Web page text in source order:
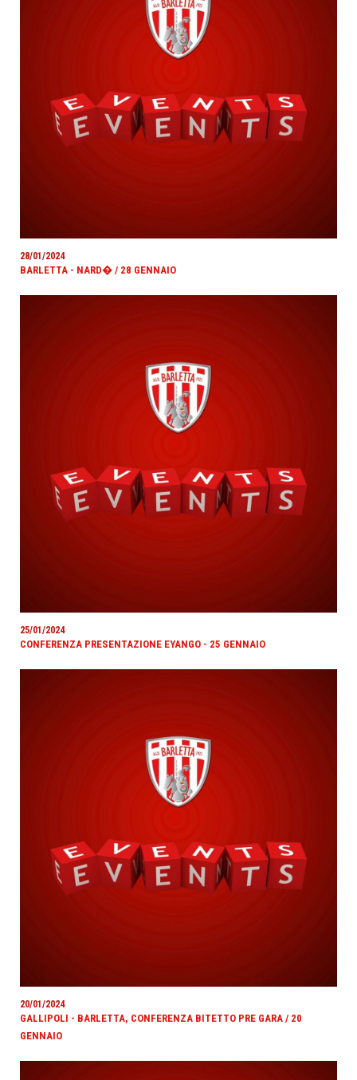
28/01/2024
BARLETTA - NARD� / 28 GENNAIO
25/01/2024
CONFERENZA PRESENTAZIONE EYANGO - 25 GENNAIO
20/01/2024
GALLIPOLI - BARLETTA, CONFERENZA BITETTO PRE GARA / 20
GENNAIO